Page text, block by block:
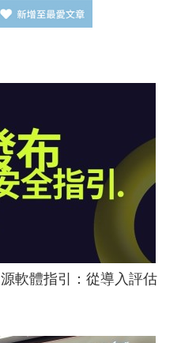
軟體指引：從導入評估